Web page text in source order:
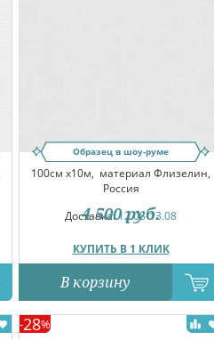
Образец в шоу-руме
100см x10м, материал Флизелин,
Россия
Доставка:12.08-13.08
КУПИТЬ В 1 КЛИК
4 500 руб.
В корзину
-28%